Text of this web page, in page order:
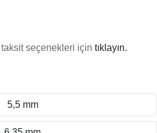
seçenekleri için tıklayın.
5,5 mm